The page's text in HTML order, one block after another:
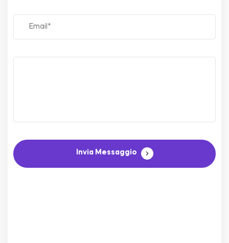
Invia Messaggio